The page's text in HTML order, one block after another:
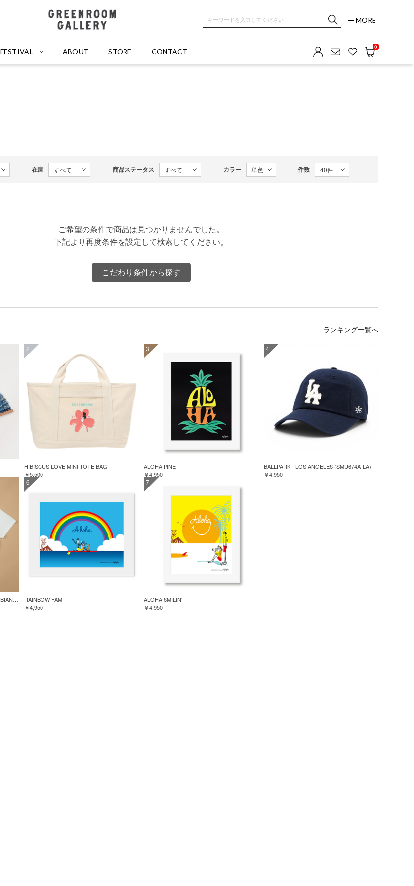
MORE
FESTIVAL ABOUT STORE CONTACT
0
在庫 商品ステータス カラー 件数
ご希望の条件で商品は見つかりませんでした。
下記より再度条件を設定して検索してください。
こだわり条件から探す
ランキング一覧へ
2
HIBISCUS LOVE MINI TOTE BAG
￥5,500
3
ALOHA PINE
￥4,950
4
BALLPARK - LOS ANGELES (SMU674A-LA)
￥4,950
GREENROOM for FREAK'S STORE FABIAN LAVATER S/S TEE
6
RAINBOW FAM
￥4,950
7
ALOHA SMILIN'
￥4,950